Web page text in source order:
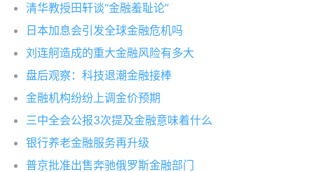
清华教授田轩谈“金融羞耻论”
日本加息会引发全球金融危机吗
刘连舸造成的重大金融风险有多大
盘后观察：科技退潮金融接棒
金融机构纷纷上调金价预期
三中全会公报3次提及金融意味着什么
银行养老金融服务再升级
普京批准出售奔驰俄罗斯金融部门